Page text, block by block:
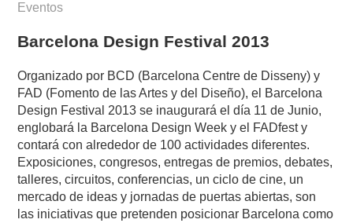
Eventos
Barcelona Design Festival 2013
Organizado por BCD (Barcelona Centre de Disseny) y
FAD (Fomento de las Artes y del Diseño), el Barcelona
Design Festival 2013 se inaugurará el día 11 de Junio,
englobará la Barcelona Design Week y el FADfest y
contará con alrededor de 100 actividades diferentes.
Exposiciones, congresos, entregas de premios, debates,
talleres, circuitos, conferencias, un ciclo de cine, un
mercado de ideas y jornadas de puertas abiertas, son
las iniciativas que pretenden posicionar Barcelona como